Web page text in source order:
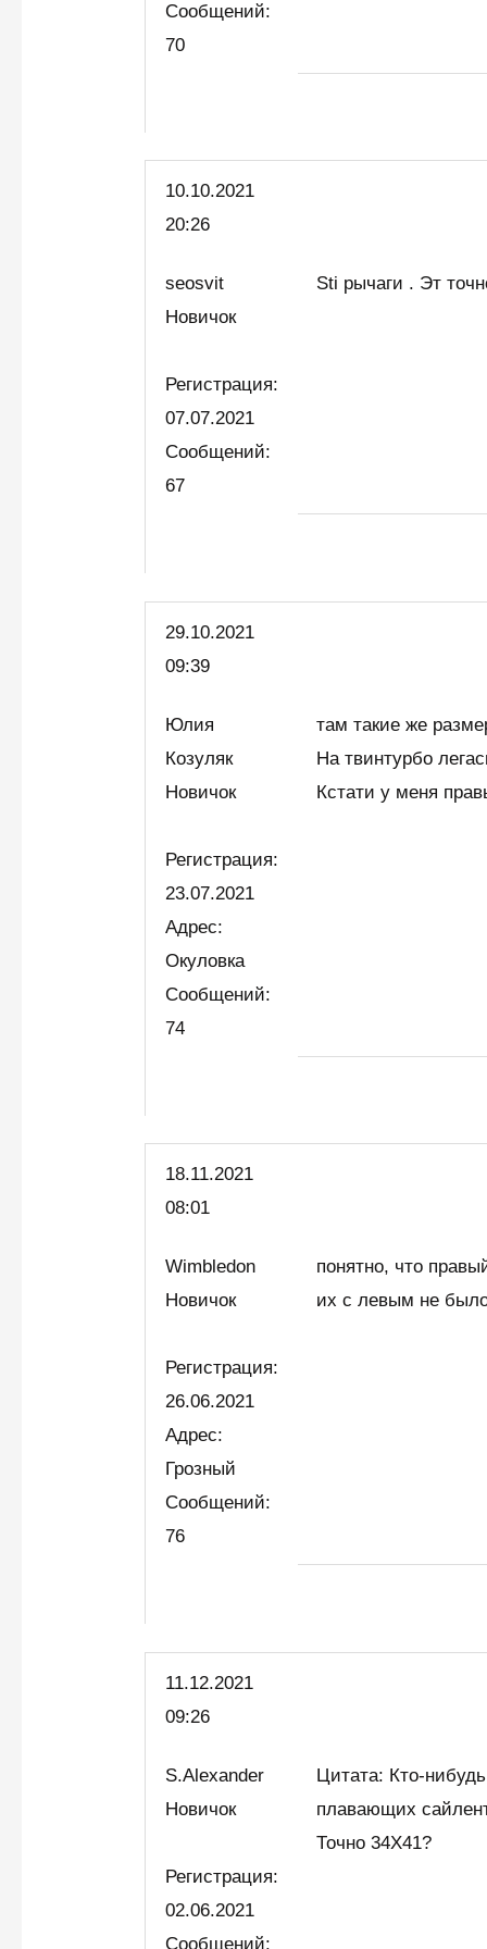
Сообщений:
70
10.10.2021
20:26
seosvit
Новичок
Регистрация:
07.07.2021
Сообщений:
67
Sti рычаги . Эт
29.10.2021
09:39
Юлия
Козуляк
Новичок
Регистрация:
23.07.2021
Адрес:
Окуловка
Сообщений:
74
там такие же
На твинтурбо
Кстати у меня
18.11.2021
08:01
Wimbledon
Новичок
Регистрация:
26.06.2021
Адрес:
Грозный
Сообщений:
76
понятно, что
их с левым не
11.12.2021
09:26
S.Alexander
Новичок
Регистрация:
02.06.2021
Сообщений:
Цитата: Кто-
плавающих
Точно 34Х41?